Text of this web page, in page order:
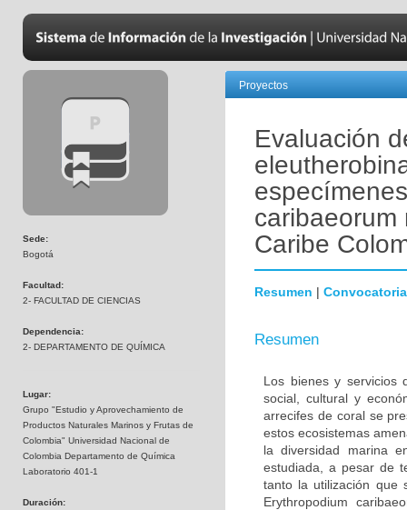
Sede:
Bogotá
Facultad:
2- FACULTAD DE CIENCIAS
Dependencia:
2- DEPARTAMENTO DE QUÍMICA
Lugar:
Grupo "Estudio y Aprovechamiento de
Productos Naturales Marinos y Frutas de
Colombia" Universidad Nacional de
Colombia Departamento de Química
Laboratorio 401-1
Duración:
Proyectos
Evaluación
caribaeorum
Caribe
Resumen | Convocatoria
Resumen
Los bienes y servicios
social, cultural y
arrecifes de coral se
estos ecosistemas
la diversidad marina
estudiada, a pesar de
tanto la utilización que
Erythropodium